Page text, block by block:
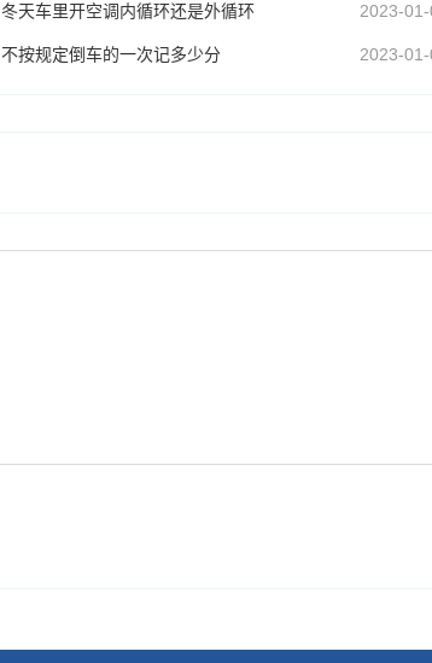
冬天车里开空调内循环还是外循环 2023-01-
不按规定倒车的一次记多少分 2023-